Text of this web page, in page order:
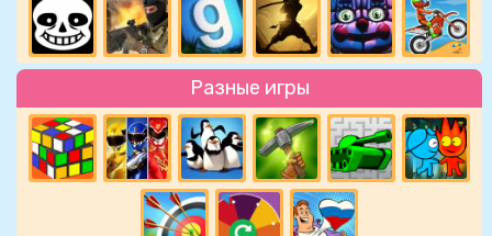
Разные игры